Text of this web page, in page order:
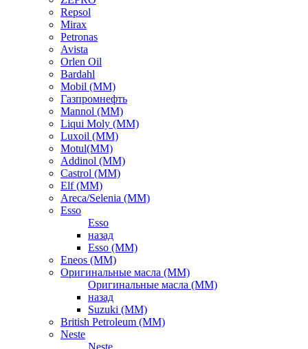
Repsol
Mirax
Petronas
Avista
Orlen Oil
Bardahl
Mobil (ММ)
Газпромнефть
Mannol (ММ)
Liqui Moly (ММ)
Luxoil (ММ)
Motul(ММ)
Addinol (ММ)
Castrol (ММ)
Elf (ММ)
Areca/Selenia (ММ)
Esso
Esso
назад
Esso (ММ)
Eneos (ММ)
Оригинальные масла (ММ)
Оригинальные масла (ММ)
назад
Suzuki (ММ)
British Petroleum (ММ)
Neste
Neste